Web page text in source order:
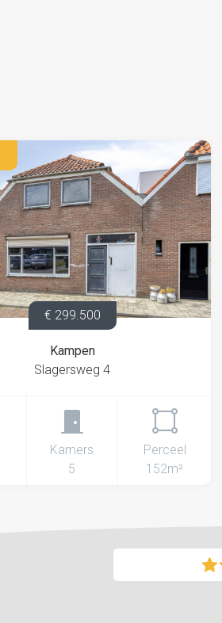
€ 299.500
Kampen
Slagersweg 4
Kamers
5
Perceel
152m²